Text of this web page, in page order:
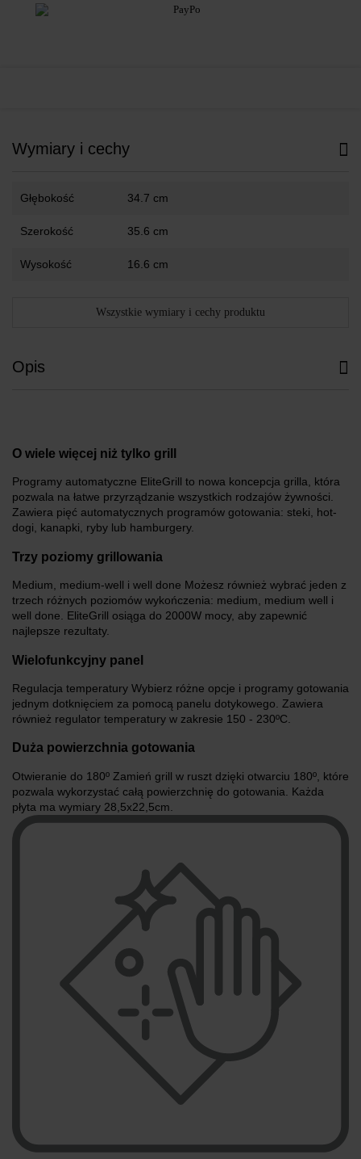
Wymiary i cechy
Głębokość 34.7 cm
Szerokość 35.6 cm
Wysokość 16.6 cm
Wszystkie wymiary i cechy produktu
Opis
O wiele więcej niż tylko grill
Programy automatyczne EliteGrill to nowa koncepcja grilla, która
pozwala na łatwe przyrządzanie wszystkich rodzajów żywności.
Zawiera pięć automatycznych programów gotowania: steki, hot-
dogi, kanapki, ryby lub hamburgery.
Trzy poziomy grillowania
Medium, medium-well i well done Możesz również wybrać jeden z
trzech różnych poziomów wykończenia: medium, medium well i
well done. EliteGrill osiąga do 2000W mocy, aby zapewnić
najlepsze rezultaty.
Wielofunkcyjny panel
Regulacja temperatury Wybierz różne opcje i programy gotowania
jednym dotknięciem za pomocą panelu dotykowego. Zawiera
również regulator temperatury w zakresie 150 - 230ºC.
Duża powierzchnia gotowania
Otwieranie do 180º Zamień grill w ruszt dzięki otwarciu 180º, które
pozwala wykorzystać całą powierzchnię do gotowania. Każda
płyta ma wymiary 28,5x22,5cm.